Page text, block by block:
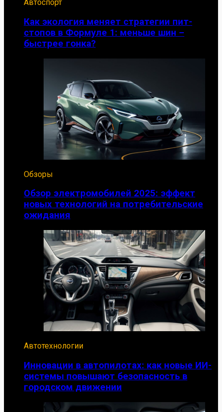
Автоспорт
Как экология меняет стратегии пит-
стопов в Формуле 1: меньше шин –
быстрее гонка?
Обзоры
Обзор электромобилей 2025: эффект
новых технологий на потребительские
ожидания
Автотехнологии
Инновации в автопилотах: как новые ИИ-
системы повышают безопасность в
городском движении